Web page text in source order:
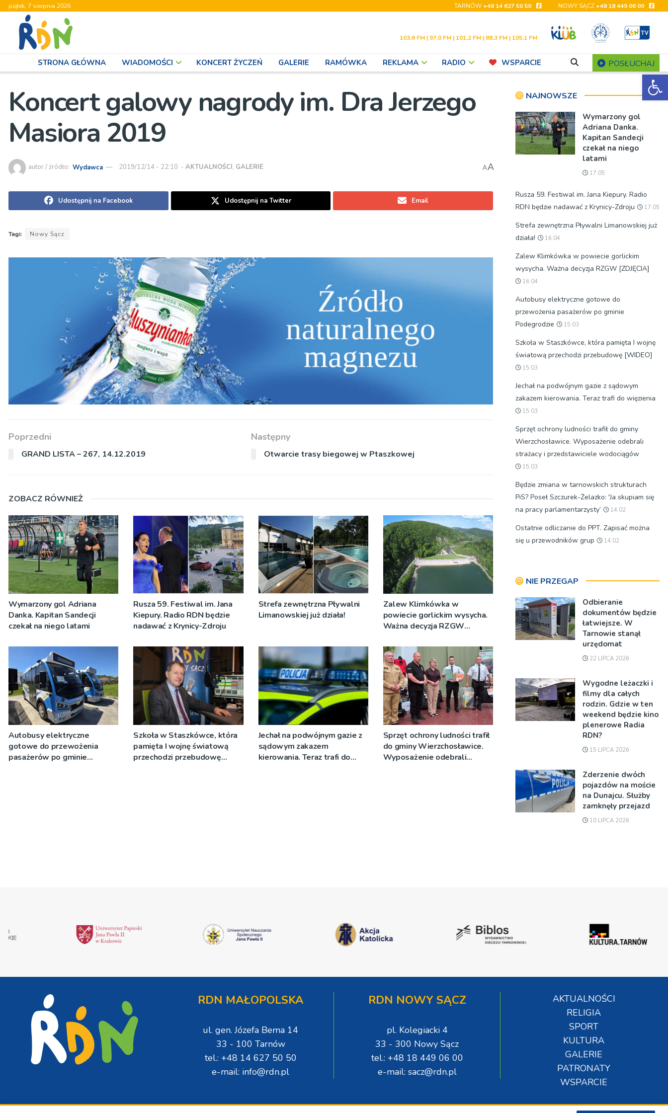
piątek, 7 sierpnia 2026 TARNÓW+48 14 627 50 50 NOWY SĄCZ+48 18 449 06 00
103,6 FM | 97,0 FM | 101,2 FM | 88,3 FM | 105,1 FM
STRONA GŁÓWNA WIADOMOŚCI KONCERT ŻYCZEŃ GALERIE RAMÓWKA REKLAMA RADIO WSPARCIE POSŁUCHAJ
Koncert galowy nagrody im. Dra Jerzego
Masiora 2019
autor / źródło: Wydawca 2019/12/14 - 22:10 - AKTUALNOŚCI, GALERIE AA
Udostępnij na Facebook Udostępnij na Twitter Email
Tagi: Nowy Sącz
Poprzedni
GRAND LISTA – 267, 14.12.2019
Następny
Otwarcie trasy biegowej w Ptaszkowej
ZOBACZ RÓWNIEŻ
Wymarzony gol Adriana
Danka. Kapitan Sandecji
czekał na niego latami
Rusza 59. Festiwal im. Jana
Kiepury. Radio RDN będzie
nadawać z Krynicy-Zdroju
Strefa zewnętrzna Pływalni
Limanowskiej już działa!
Zalew Klimkówka w
powiecie gorlickim wysycha.
Ważna decyzja RZGW
Autobusy elektryczne
gotowe do przewożenia
pasażerów po gminie
Szkoła w Staszkówce, która
pamięta I wojnę światową
przechodzi przebudowę
Jechał na podwójnym gazie z
sądowym zakazem
kierowania. Teraz trafi do
Sprzęt ochrony ludności trafił
do gminy Wierzchosławice.
Wyposażenie odebrali
NAJNOWSZE
Wymarzony gol
Adriana Danka.
Kapitan Sandecji
czekał na niego
latami
17:05
Rusza 59. Festiwal im. Jana Kiepury. Radio
RDN będzie nadawać z Krynicy-Zdroju
17:05
Strefa zewnętrzna Pływalni Limanowskiej już
działa!
16:04
Zalew Klimkówka w powiecie gorlickim
wysycha. Ważna decyzja RZGW [ZDJĘCIA]
16:04
Autobusy elektryczne gotowe do
przewożenia pasażerów po gminie
Podegrodzie
15:03
Szkoła w Staszkówce, która pamięta I wojnę
światową przechodzi przebudowę [WIDEO]
15:03
Jechał na podwójnym gazie z sądowym
zakazem kierowania. Teraz trafi do więzienia
15:03
Sprzęt ochrony ludności trafił do gminy
Wierzchosławice. Wyposażenie odebrali
strażacy i przedstawiciele wodociągów
15:03
Będzie zmiana w tarnowskich strukturach
PiS? Poseł Szczurek-Żelazko: 'Ja skupiam się
na pracy parlamentarzysty’
14:02
Ostatnie odliczanie do PPT. Zapisać można
się u przewodników grup
14:02
NIE PRZEGAP
Odbieranie
dokumentów będzie
łatwiejsze. W
Tarnowie stanął
urzędomat
22 LIPCA 2026
Wygodne leżaczki i
filmy dla całych
rodzin. Gdzie w ten
weekend będzie kino
plenerowe Radia
RDN?
15 LIPCA 2026
Zderzenie dwóch
pojazdów na moście
na Dunajcu. Służby
zamknęły przejazd
10 LIPCA 2026
RDN MAŁOPOLSKA
ul. gen. Józefa Bema 14
33 - 100 Tarnów
tel.: +48 14 627 50 50
e-mail: info@rdn.pl
RDN NOWY SĄCZ
pl. Kolegiacki 4
33 - 300 Nowy Sącz
tel.: +48 18 449 06 00
e-mail: sacz@rdn.pl
AKTUALNOŚCI
RELIGIA
SPORT
KULTURA
GALERIE
PATRONATY
WSPARCIE